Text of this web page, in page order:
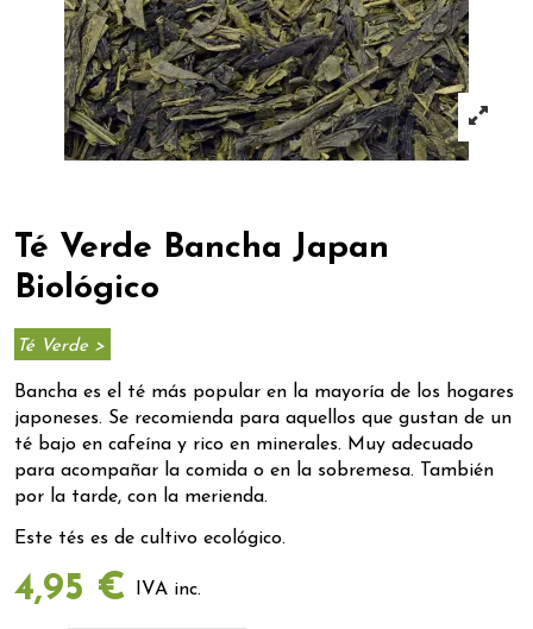
Té Verde Bancha Japan
Biológico
Té Verde >
Bancha es el té más popular en la mayoría de los hogares
japoneses. Se recomienda para aquellos que gustan de un
té bajo en cafeína y rico en minerales. Muy adecuado
para acompañar la comida o en la sobremesa. También
por la tarde, con la merienda.
Este tés es de cultivo ecológico.
4,95 € IVA inc.